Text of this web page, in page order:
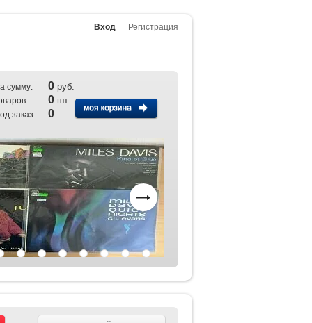
Вход Регистрация
сумму: 0 руб.
0 шт.
заказ: 0